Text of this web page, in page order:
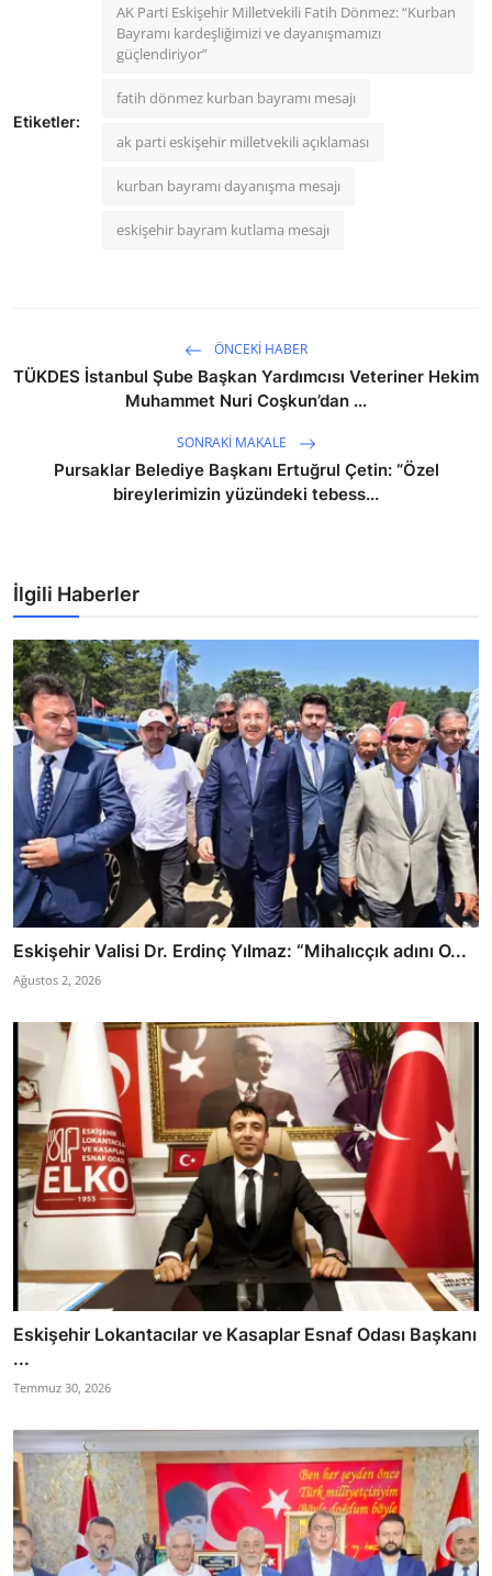
Etiketler:
AK Parti Eskişehir Milletvekili Fatih Dönmez: “Kurban
Bayramı kardeşliğimizi ve dayanışmamızı
güçlendiriyor”
fatih dönmez kurban bayramı mesajı
ak parti eskişehir milletvekili açıklaması
kurban bayramı dayanışma mesajı
eskişehir bayram kutlama mesajı
ÖNCEKI HABER
TÜKDES İstanbul Şube Başkan Yardımcısı Veteriner Hekim
Muhammet Nuri Coşkun’dan ...
SONRAKI MAKALE
Pursaklar Belediye Başkanı Ertuğrul Çetin: “Özel
bireylerimizin yüzündeki tebess...
İlgili Haberler
Eskişehir Valisi Dr. Erdinç Yılmaz: “Mihalıcçık adını O...
Ağustos 2, 2026
Eskişehir Lokantacılar ve Kasaplar Esnaf Odası Başkanı
...
Temmuz 30, 2026